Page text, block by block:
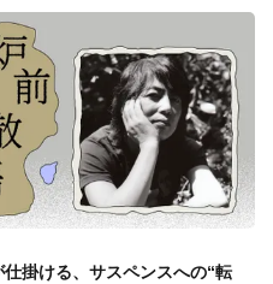
掛ける、サスペンスへの“転